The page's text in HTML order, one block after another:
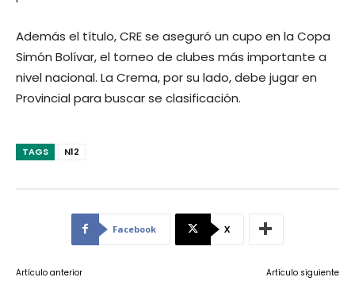
Además el título, CRE se aseguró un cupo en la Copa
Simón Bolívar, el torneo de clubes más importante a
nivel nacional. La Crema, por su lado, debe jugar en
Provincial para buscar se clasificación.
TAGS N12
Facebook X
Artículo anterior Artículo siguiente